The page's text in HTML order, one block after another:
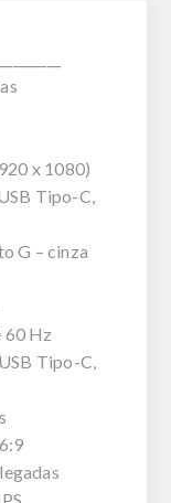
x 1080)
Tipo-C,
G – cinza
60 Hz
Tipo-C,